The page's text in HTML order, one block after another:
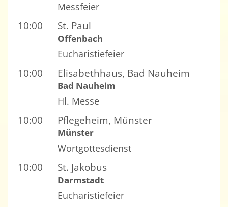
Messfeier
10:00 St. Paul
Offenbach
Eucharistiefeier
10:00 Elisabethhaus, Bad Nauheim
Bad Nauheim
Hl. Messe
10:00 Pflegeheim, Münster
Münster
Wortgottesdienst
10:00 St. Jakobus
Darmstadt
Eucharistiefeier